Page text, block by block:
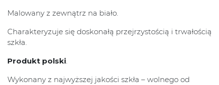
Malowany z zewnątrz na biało.
Charakteryzuje się doskonałą przejrzystością i trwałością
szkła.
Produkt polski.
Wykonany z najwyższej jakości szkła – wolnego od